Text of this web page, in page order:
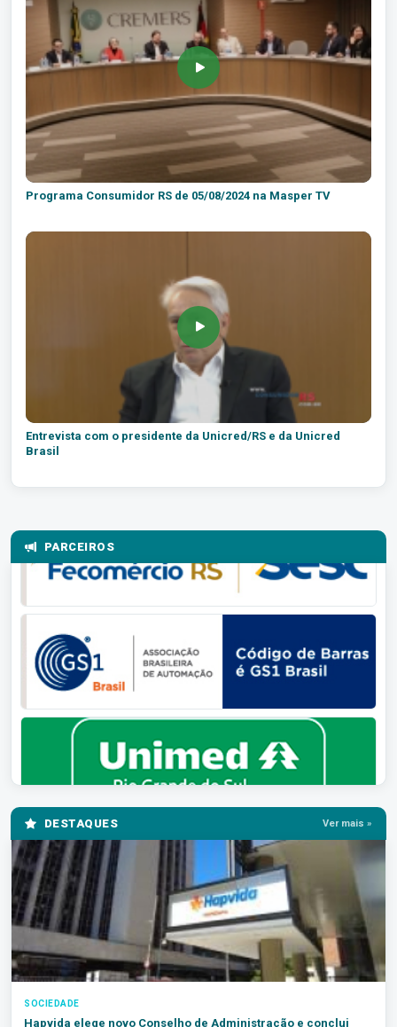
Programa Consumidor RS de 05/08/2024 na Masper TV
Entrevista com o presidente da Unicred/RS e da Unicred
Brasil
PARCEIROS
DESTAQUES Ver mais »
SOCIEDADE
Hapvida elege novo Conselho de Administração e conclui